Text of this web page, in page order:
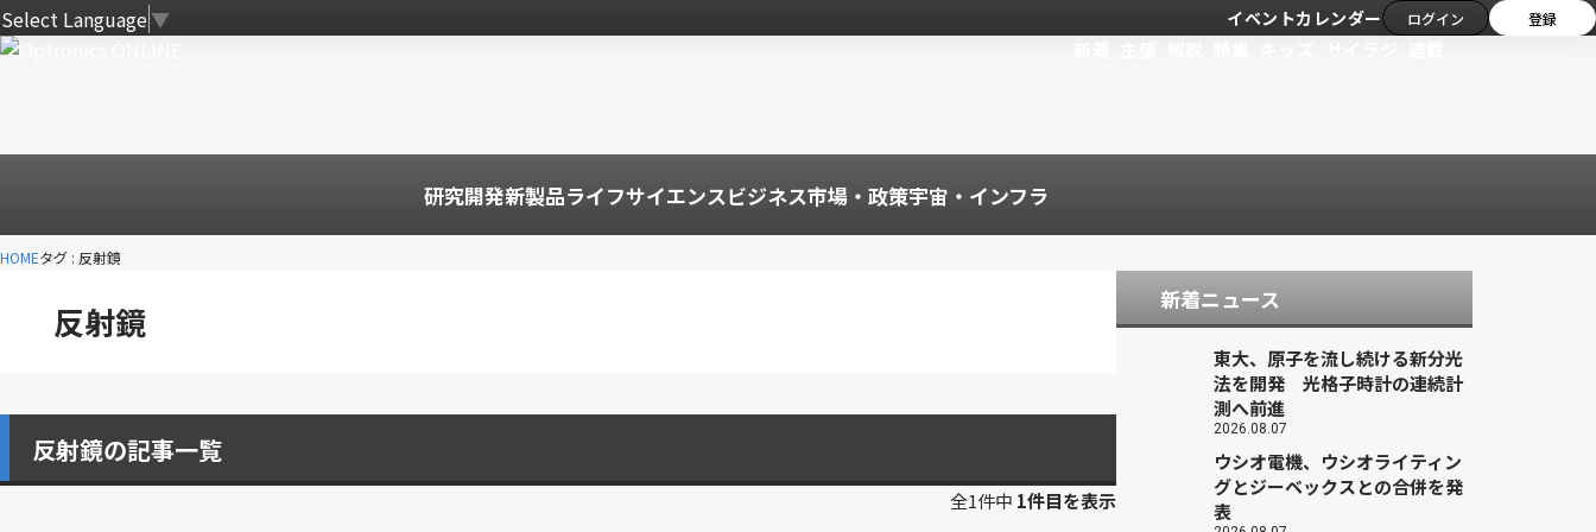
Select Language▼ イベントカレンダー ログイン 登録
研究開発新製品ライフサイエンスビジネス市場・政策宇宙・インフラ
HOMEタグ : 反射鏡
反射鏡
反射鏡の記事一覧
全1件中 1件目を表示
新着ニュース
東大、原子を流し続ける新分光
法を開発 光格子時計の連続計
測へ前進
2026.08.07
ウシオ電機、ウシオライティン
グとジーベックスとの合併を発
表